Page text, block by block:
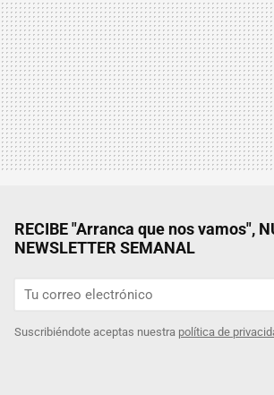
RECIBE "Arranca que nos vamos",
NEWSLETTER SEMANAL
Suscribiéndote aceptas nuestra política de